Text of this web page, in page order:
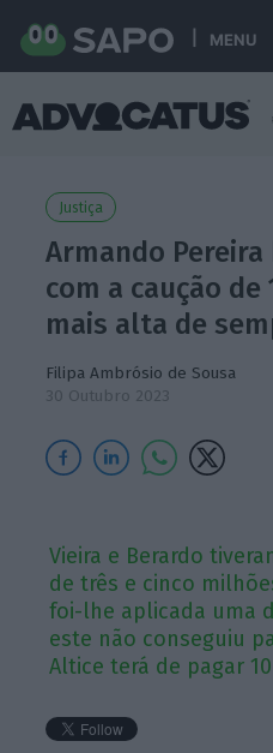
MENU
Justiça
Armando
com a caução de
mais alta de
Filipa Ambrósio de Sousa
30 Outubro 2023
Vieira e Berardo
de três e cinco
foi-lhe aplicada uma
este não conseguiu
Altice terá de pagar